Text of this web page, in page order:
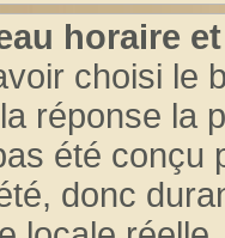
horaire
choisi le
réponse la
été conçu
donc